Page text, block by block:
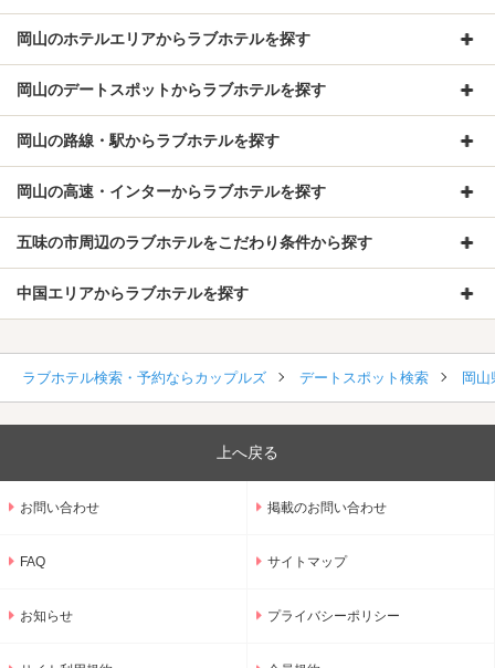
岡山のホテルエリアからラブホテルを探す
岡山のデートスポットからラブホテルを探す
岡山の路線・駅からラブホテルを探す
岡山の高速・インターからラブホテルを探す
五味の市周辺のラブホテルをこだわり条件から探す
中国エリアからラブホテルを探す
ラブホテル検索・予約ならカップルズ デートスポット検索 岡山
上へ戻る
お問い合わせ 掲載のお問い合わせ
FAQ サイトマップ
お知らせ プライバシーポリシー